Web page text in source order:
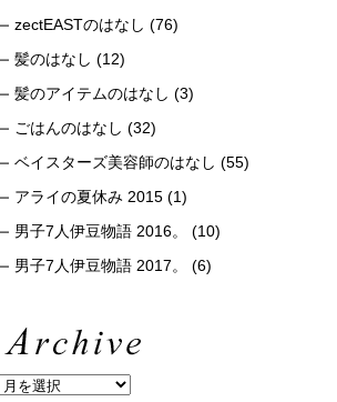
zectEASTのはなし (76)
髪のはなし (12)
髪のアイテムのはなし (3)
ごはんのはなし (32)
ベイスターズ美容師のはなし (55)
アライの夏休み 2015 (1)
男子7人伊豆物語 2016。
(10)
男子7人伊豆物語 2017。
(6)